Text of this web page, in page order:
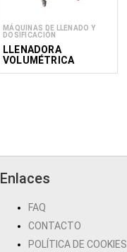
MÁQUINAS DE LLENADO Y
DOSIFICACIÓN
LLENADORA
VOLUMÉTRICA
VERTICAL TEFV 1,
Enlaces
FAQ
CONTACTO
POLÍTICA DE COOKIES